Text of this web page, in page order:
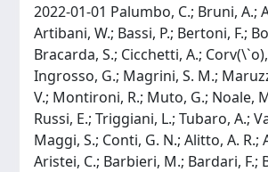
2022-01-01 Palumbo, C.; Bruni, A.;
Artibani, W.; Bassi, P.; Bertoni, F.;
Bracarda, S.; Cicchetti, A.;
Ingrosso, G.; Magrini, S. M.;
V.; Montironi, R.; Muto, G.; Noale,
Russi, E.; Triggiani, L.; Tubaro, A.;
Maggi, S.; Conti, G. N.; Alitto, A. R.;
Aristei, C.; Barbieri, M.; Bardari, F.;